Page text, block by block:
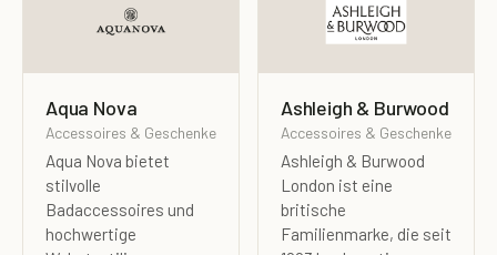
Aqua Nova
Accessoires & Geschenke
Aqua Nova bietet
stilvolle
Badaccessoires und
hochwertige
Ashleigh & Burwood
Accessoires & Geschenke
Ashleigh & Burwood
London ist eine
britische
Familienmarke, die seit